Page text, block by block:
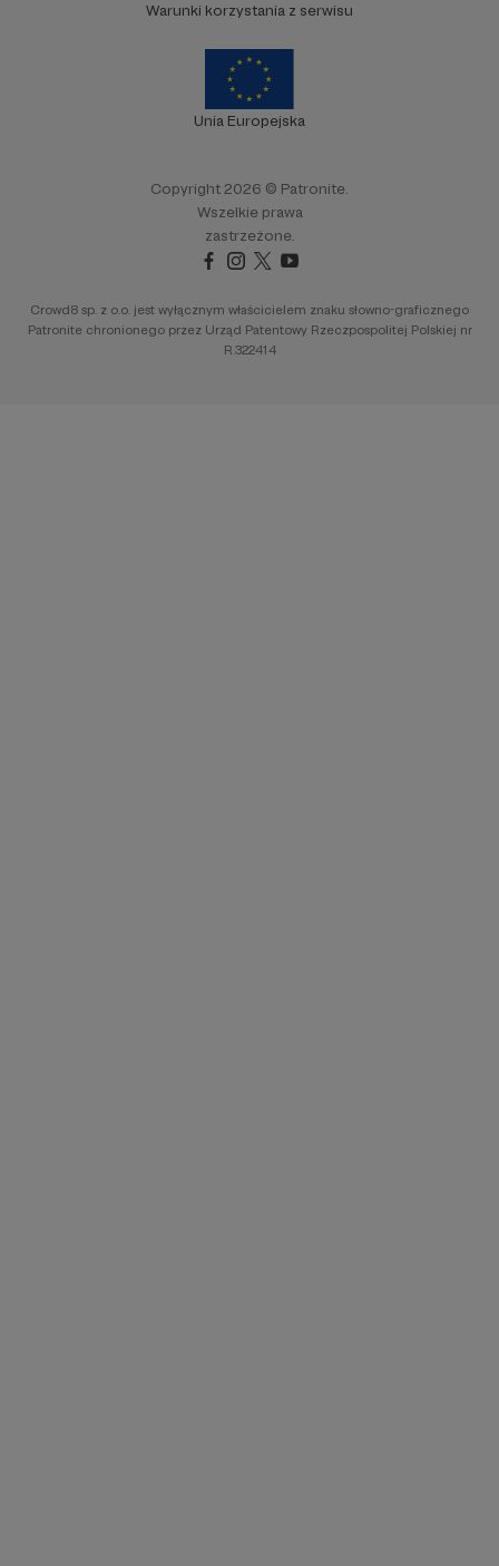
Warunki korzystania z serwisu
Unia Europejska
Copyright 2026 © Patronite.
Wszelkie prawa
zastrzeżone.
Crowd8 sp. z o.o. jest wyłącznym właścicielem znaku słowno-graficznego
Patronite chronionego przez Urząd Patentowy Rzeczpospolitej Polskiej nr
R.322414